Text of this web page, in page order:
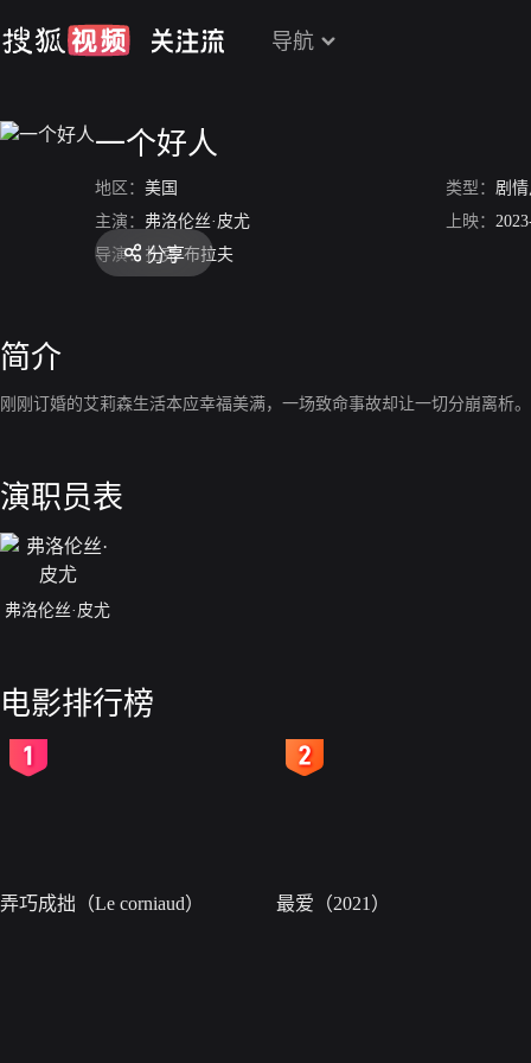
导航
一个好人
地区： 美国 类型： 剧
主演： 弗洛伦丝·皮尤 上映：
导演： 扎克·布拉夫
分享
简介
刚刚订婚的艾莉森生活本应幸福美满，一场致命事故却让一切分崩离析
演职员表
弗洛伦丝·皮尤
电影排行榜
弄巧成拙（Le corniaud） 最爱（2021）